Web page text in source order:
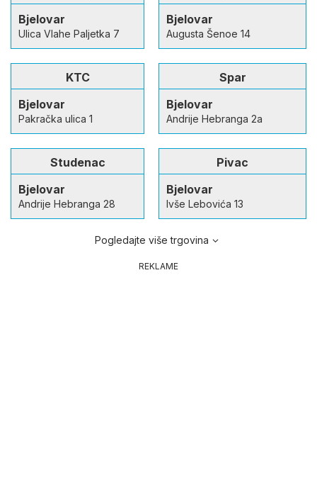
Bjelovar
Ulica Vlahe Paljetka 7
Bjelovar
Augusta Šenoe 14
KTC
Bjelovar
Pakračka ulica 1
Spar
Bjelovar
Andrije Hebranga 2a
Studenac
Bjelovar
Andrije Hebranga 28
Pivac
Bjelovar
Ivše Lebovića 13
Pogledajte više trgovina
REKLAME